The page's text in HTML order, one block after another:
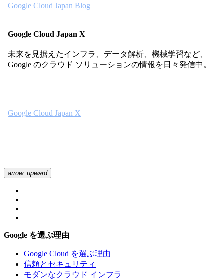
Google Cloud Japan Blog
Google Cloud Japan X
未来を見据えたインフラ、データ解析、機械学習など、
Google のクラウド ソリューションの情報を日々発信中。
Google Cloud Japan X
arrow_upward
Google を選ぶ理由
Google Cloud を選ぶ理由
信頼とセキュリティ
モダンなクラウド インフラ